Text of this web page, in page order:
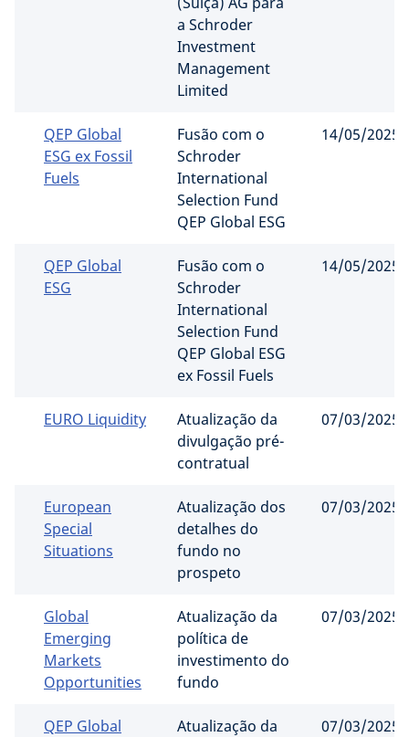
a Schroder
Investment
Management
Limited
QEP Global
ESG ex Fossil
Fuels
Fusão com o
Schroder
International
Selection Fund
QEP Global ESG
14/05/2025
QEP Global
ESG
Fusão com o
Schroder
International
Selection Fund
QEP Global ESG
ex Fossil Fuels
14/05/2025
EURO Liquidity
Atualização da
divulgação pré-
contratual
07/03/2025
European
Special
Situations
Atualização dos
detalhes do
fundo no
prospeto
07/03/2025
Global
Emerging
Markets
Opportunities
Atualização da
política de
investimento do
fundo
07/03/2025
QEP Global
Atualização da
07/03/2025